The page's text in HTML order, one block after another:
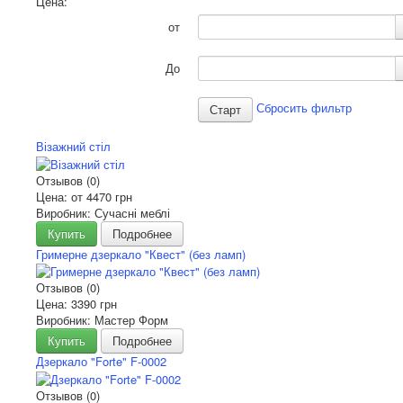
от
До
Сбросить фильтр
Візажний стіл
Отзывов (0)
Цена: от 4470 грн
Виробник: Сучасні меблі
Купить
Подробнее
Гримерне дзеркало "Квест" (без ламп)
Отзывов (0)
Цена: 3390 грн
Виробник: Мастер Форм
Купить
Подробнее
Дзеркало "Forte" F-0002
Отзывов (0)